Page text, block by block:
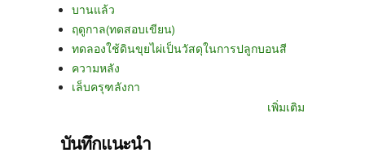
บานแล้ว
ฤดูกาล(ทดสอบเขียน)
ทดลองใช้ดินขุยไผ่เป็นวัสดุในการปลูกบอนสี
ความหลัง
เล็บครุฑลังกา
เพิ่มเติม
บันทึกแนะนำ